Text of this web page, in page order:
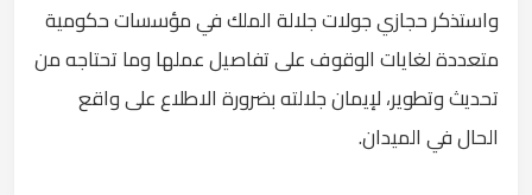
واستذكر حجازي جولات جلالة الملك في مؤسسات حكومية
متعددة لغايات الوقوف على تفاصيل عملها وما تحتاجه من
تحديث وتطوير، لإيمان جلالته بضرورة الاطلاع على واقع
الحال في الميدان.